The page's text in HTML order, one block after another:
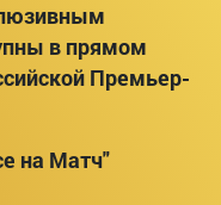
в прямом
Премьер-
на Матч"